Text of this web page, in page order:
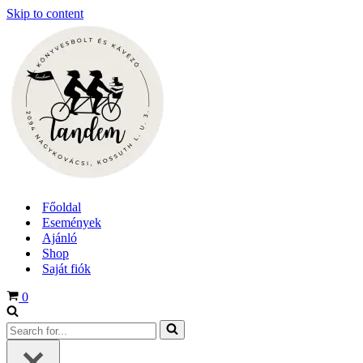
Skip to content
Főoldal
Események
Ajánló
Shop
Saját fiók
Cart
0
Search
for...